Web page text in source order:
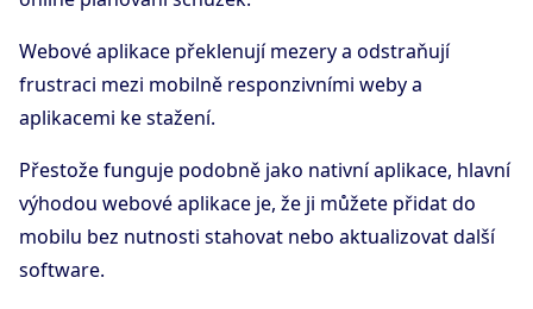
Webové aplikace překlenují mezery a odstraňují
frustraci mezi mobilně responzivními weby a
aplikacemi ke stažení.
Přestože funguje podobně jako nativní aplikace, hlavní
výhodou webové aplikace je, že ji můžete přidat do
mobilu bez nutnosti stahovat nebo aktualizovat další
software.